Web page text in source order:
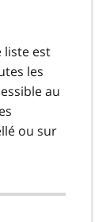
liste est
les
au
ou sur